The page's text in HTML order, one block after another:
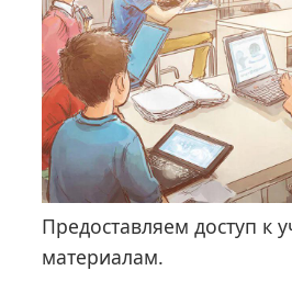
Предоставляем доступ к
материалам.